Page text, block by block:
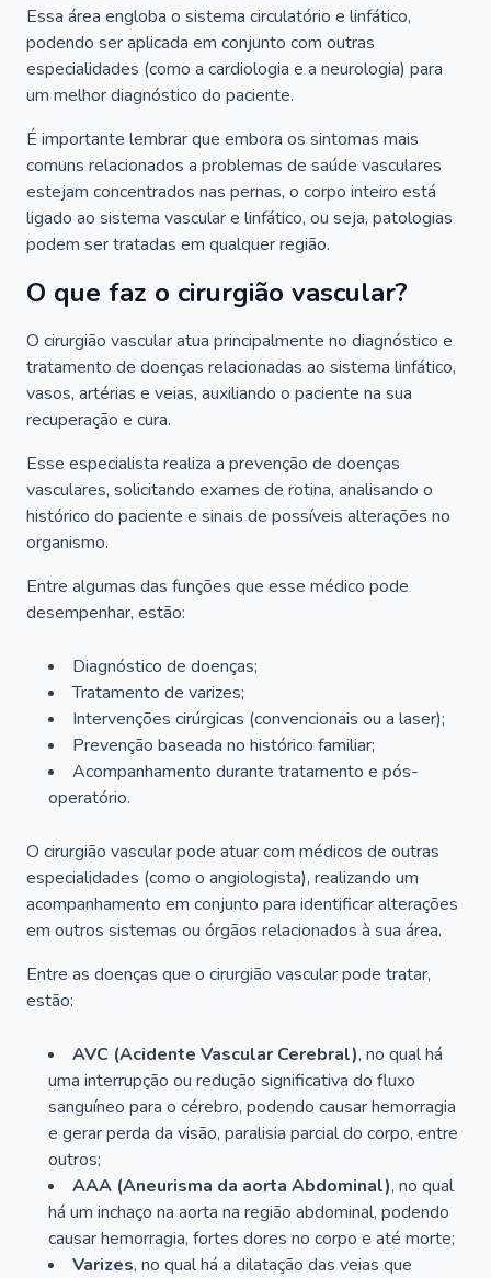
Essa área engloba o sistema circulatório e linfático,
podendo ser aplicada em conjunto com outras
especialidades (como a cardiologia e a neurologia) para
um melhor diagnóstico do paciente.
É importante lembrar que embora os sintomas mais
comuns relacionados a problemas de saúde vasculares
estejam concentrados nas pernas, o corpo inteiro está
ligado ao sistema vascular e linfático, ou seja, patologias
podem ser tratadas em qualquer região.
O que faz o cirurgião vascular?
O cirurgião vascular atua principalmente no diagnóstico e
tratamento de doenças relacionadas ao sistema linfático,
vasos, artérias e veias, auxiliando o paciente na sua
recuperação e cura.
Esse especialista realiza a prevenção de doenças
vasculares, solicitando exames de rotina, analisando o
histórico do paciente e sinais de possíveis alterações no
organismo.
Entre algumas das funções que esse médico pode
desempenhar, estão:
Diagnóstico de doenças;
Tratamento de varizes;
Intervenções cirúrgicas (convencionais ou a laser);
Prevenção baseada no histórico familiar;
Acompanhamento durante tratamento e pós-
operatório.
O cirurgião vascular pode atuar com médicos de outras
especialidades (como o angiologista), realizando um
acompanhamento em conjunto para identificar alterações
em outros sistemas ou órgãos relacionados à sua área.
Entre as doenças que o cirurgião vascular pode tratar,
estão:
AVC (Acidente Vascular Cerebral), no qual há
uma interrupção ou redução significativa do fluxo
sanguíneo para o cérebro, podendo causar hemorragia
e gerar perda da visão, paralisia parcial do corpo, entre
outros;
AAA (Aneurisma da aorta Abdominal), no qual
há um inchaço na aorta na região abdominal, podendo
causar hemorragia, fortes dores no corpo e até morte;
Varizes, no qual há a dilatação das veias que